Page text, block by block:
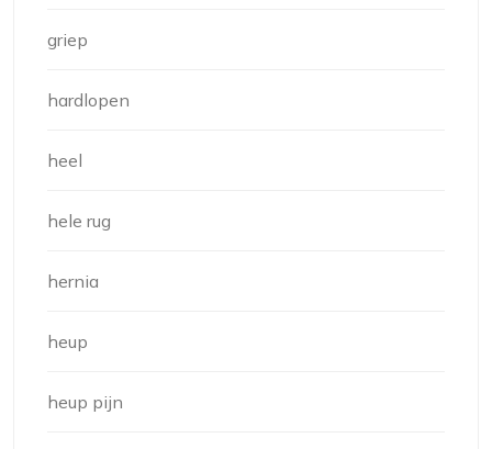
griep
hardlopen
heel
hele rug
hernia
heup
heup pijn